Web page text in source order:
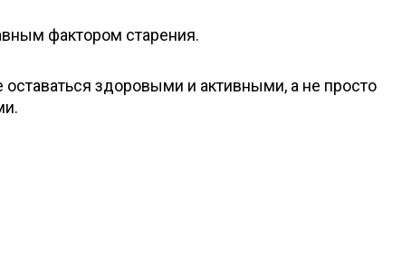
фактором старения.
здоровыми и активными, а не просто